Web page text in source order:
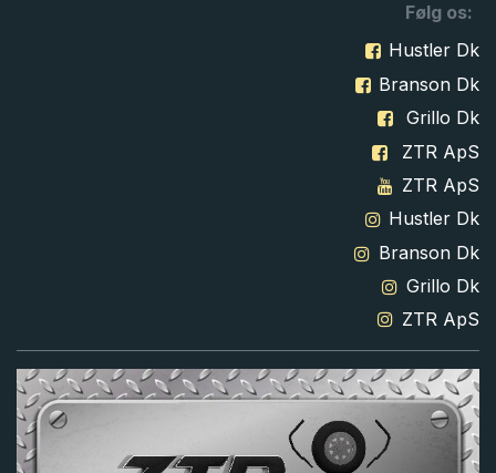
Følg os:
Hustler Dk
Branson Dk
Grillo Dk
ZTR ApS
ZTR ApS
Hustler Dk
Branson Dk
Grillo Dk
ZTR ApS